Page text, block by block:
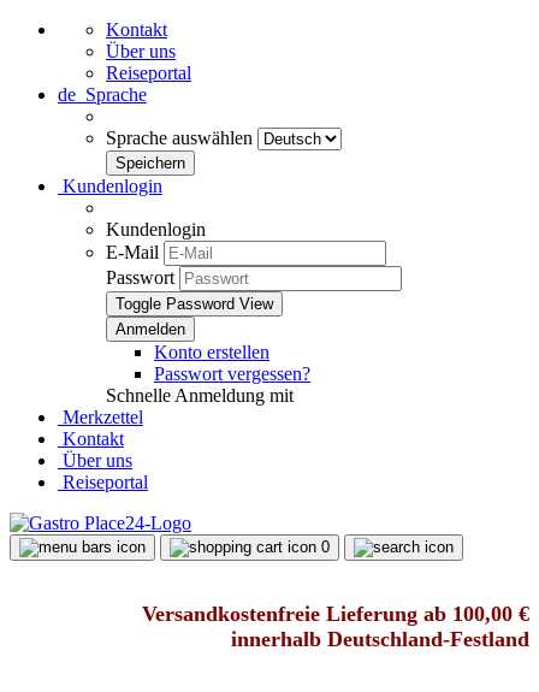
Kontakt
Über uns
Reiseportal
de Sprache
Sprache auswählen
Kundenlogin
Kundenlogin
E-Mail
Passwort
Toggle Password View
Konto erstellen
Passwort vergessen?
Schnelle Anmeldung mit
Merkzettel
Kontakt
Über uns
Reiseportal
0
Versandkostenfreie Lieferung ab 100,00 €
innerhalb Deutschland-Festland